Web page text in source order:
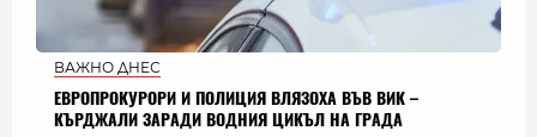
ВАЖНО ДНЕС
ЕВРОПРОКУРОРИ И ПОЛИЦИЯ ВЛЯЗОХА ВЪВ ВИК –
КЪРДЖАЛИ ЗАРАДИ ВОДНИЯ ЦИКЪЛ НА ГРАДА